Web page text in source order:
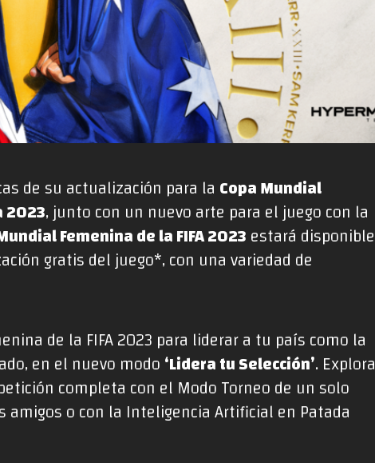
de su actualización para la Copa Mundial
2023, junto con un nuevo arte para el juego con la
Femenina de la FIFA 2023estará disponible
gratis del juego*, con una variedad de
de la FIFA 2023 para liderar a tu país como la
en el nuevo modo‘Lidera tu Selección’. Explora
completa con el Modo Torneo de un solo
o con la Inteligencia Artificial en Patada